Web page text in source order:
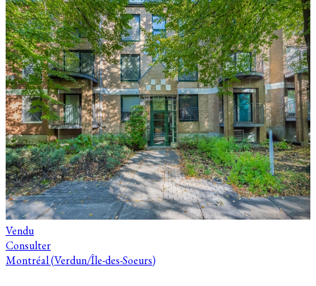
Vendu
Consulter
Montréal (Verdun/Île-des-Soeurs)